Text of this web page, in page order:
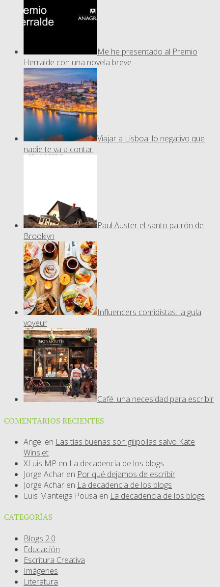
Me he presentado al Premio
Herralde con una novela breve
Viajar a Lisboa: lo negativo que
nadie te va a contar
Paul Auster el santo patrón de
Brooklyn
Influencers comidistas: la gula
voyeur
Café: una necesidad para escribir
COMENTARIOS RECIENTES
Angel en Las tías buenas son gilipollas salvo Kate
Winslet
XLuis MP en La decadencia de los blogs
Jorge Achar en Por qué dejamos de escribir
Jorge Achar en La decadencia de los blogs
Luis Manteiga Pousa en La decadencia de los blogs
CATEGORÍAS
Blogs 2.0
Educación
Escritura Creativa
Imágenes
Literatura